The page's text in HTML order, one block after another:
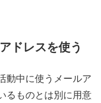
ドレスを使う
動中に使うメールア
るものとは別に用意